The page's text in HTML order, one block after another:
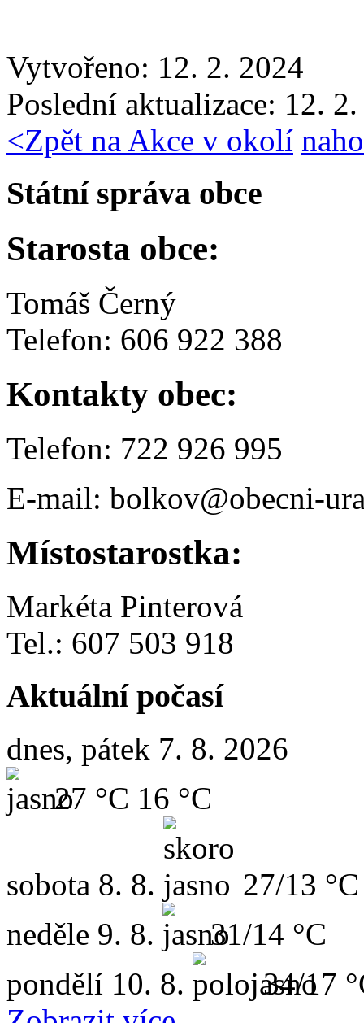
Vytvořeno: 12. 2. 2024
Poslední aktualizace: 12.
<Zpět na Akce v okolí
Státní správa obce
Starosta obce:
Tomáš Černý
Telefon: 606 922 388
Kontakty obec:
Telefon: 722 926 995
E-mail: bolkov@obecni-
Místostarostka:
Markéta Pinterová
Tel.: 607 503 918
Aktuální počasí
dnes, pátek 7. 8. 2026
27 °C 16 °C
sobota 8. 8.
27/13 °C
neděle 9. 8.
31/14 °C
pondělí 10. 8.
34/17